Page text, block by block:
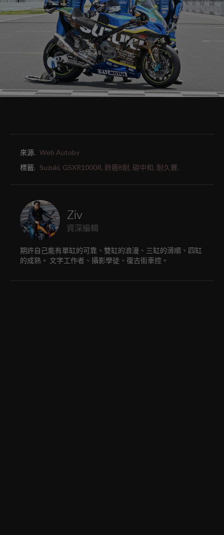
來源. Web Autoby
標籤. Suzuki, GSXR1000R, 鈴鹿8耐, 碳中和, 耐久賽,
Ziv
資深編輯
期許自己能有單缸的可靠、雙缸的浪漫、三缸的滑順、四缸
的成熟。 文字工作者、攝影學徒、復古街車控。